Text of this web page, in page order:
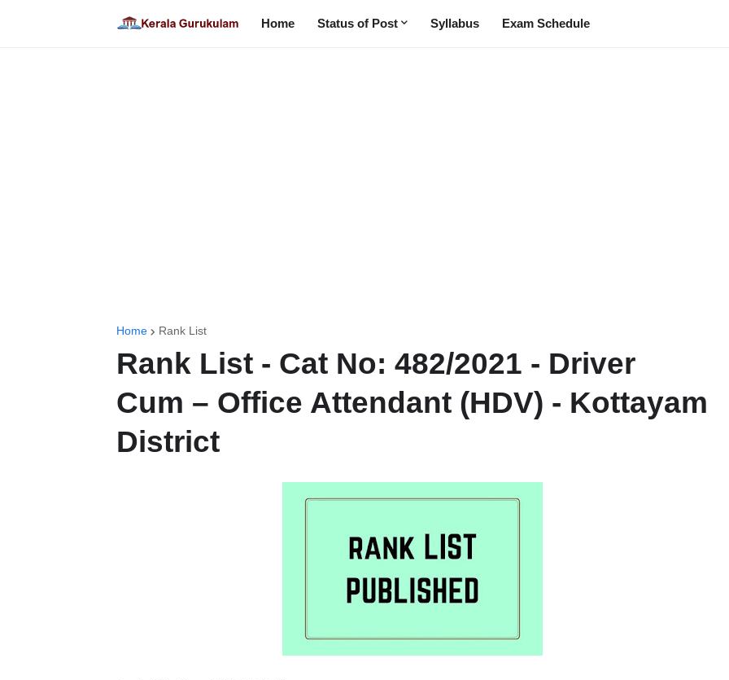
Home Status of Post Syllabus Exam Schedule
Home Rank List
Rank List - Cat No: 482/2021 - Driver
Cum – Office Attendant (HDV) - Kottayam
District